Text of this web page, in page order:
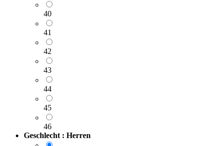
40
41
42
43
44
45
46
Geschlecht : Herren